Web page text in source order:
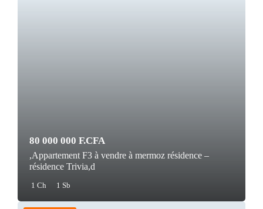
80 000 000 F.CFA
,Appartement F3 à vendre à mermoz résidence –
résidence Trivia,d
1 Ch 1 Sb